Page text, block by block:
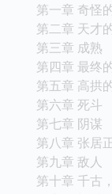
第一章 奇怪
第二章 天才
第三章 成熟
第四章 最终
第五章 高拱
第六章 死斗
第七章 阴谋
第八章 张居
第九章 敌人
第十章 千古